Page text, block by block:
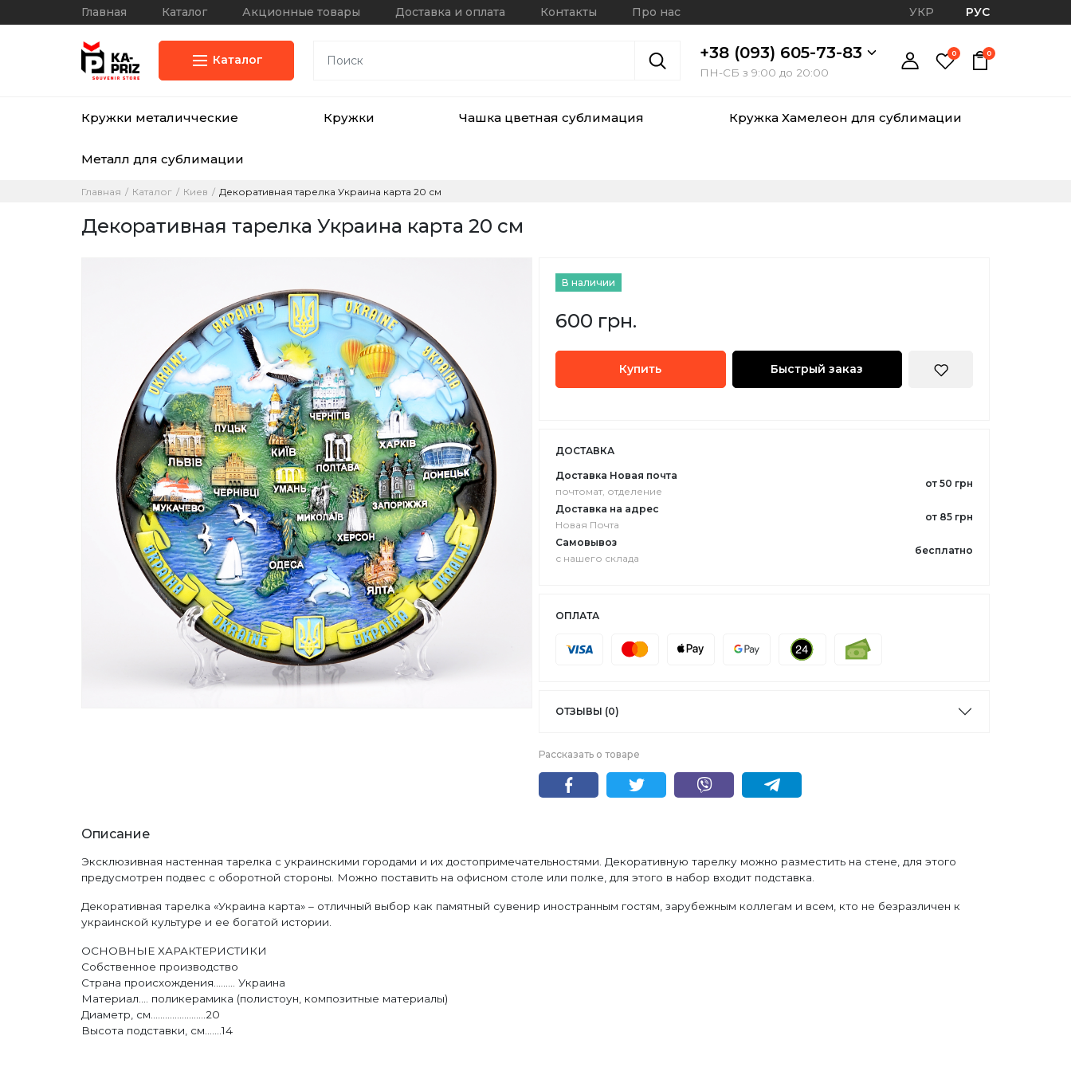
Главная Каталог Акционные товары Доставка и оплата Контакты Про нас УКР РУС
Каталог +38 (093) 605-73-83
ПН-СБ з 9:00 до 20:00
0 0
Кружки металичческие Кружки Чашка цветная сублимация Кружка Хамелеон для сублимации
Металл для сублимации
Главная Каталог Киев Декоративная тарелка Украина карта 20 см
Декоративная тарелка Украина карта 20 см
В наличии
600 грн.
Купить Быстрый заказ
ДОСТАВКА
Доставка Новая почта
почтомат, отделение
от 50 грн
Доставка на адрес
Новая Почта
от 85 грн
Самовывоз
с нашего склада
бесплатно
ОПЛАТА
ОТЗЫВЫ (0)
Рассказать о товаре
Описание
Эксклюзивная настенная тарелка с украинскими городами и их достопримечательностями. Декоративную тарелку можно разместить на стене, для этого
предусмотрен подвес с оборотной стороны. Можно поставить на офисном столе или полке, для этого в набор входит подставка.
Декоративная тарелка «Украина карта» – отличный выбор как памятный сувенир иностранным гостям, зарубежным коллегам и всем, кто не безразличен к
украинской культуре и ее богатой истории.
ОСНОВНЫЕ ХАРАКТЕРИСТИКИ
Собственное производство
Страна происхождения......... Украина
Материал.... поликерамика (полистоун, композитные материалы)
Диаметр, см.......................20
Высота подставки, см.......14